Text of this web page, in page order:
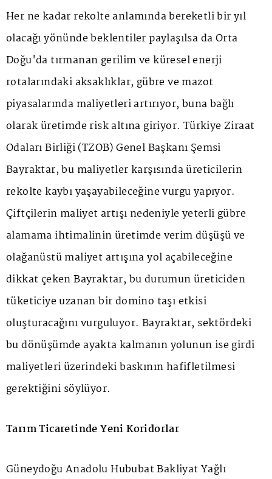
Her ne kadar rekolte anlamında bereketli bir yıl
olacağı yönünde beklentiler paylaşılsa da Orta
Doğu'da tırmanan gerilim ve küresel enerji
rotalarındaki aksaklıklar, gübre ve mazot
piyasalarında maliyetleri artırıyor, buna bağlı
olarak üretimde risk altına giriyor. Türkiye Ziraat
Odaları Birliği (TZOB) Genel Başkanı Şemsi
Bayraktar, bu maliyetler karşısında üreticilerin
rekolte kaybı yaşayabileceğine vurgu yapıyor.
Çiftçilerin maliyet artışı nedeniyle yeterli gübre
alamama ihtimalinin üretimde verim düşüşü ve
olağanüstü maliyet artışına yol açabileceğine
dikkat çeken Bayraktar, bu durumun üreticiden
tüketiciye uzanan bir domino taşı etkisi
oluşturacağını vurguluyor. Bayraktar, sektördeki
bu dönüşümde ayakta kalmanın yolunun ise girdi
maliyetleri üzerindeki baskının hafifletilmesi
gerektiğini söylüyor.
Tarım Ticaretinde Yeni Koridorlar
Güneydoğu Anadolu Hububat Bakliyat Yağlı